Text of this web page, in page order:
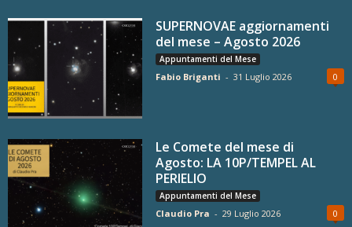
SUPERNOVAE aggiornamenti
del mese – Agosto 2026
Appuntamenti del Mese
Fabio Briganti - 31 Luglio 2026 0
Le Comete del mese di
Agosto: LA 10P/TEMPEL AL
PERIELIO
Appuntamenti del Mese
Claudio Pra - 29 Luglio 2026 0